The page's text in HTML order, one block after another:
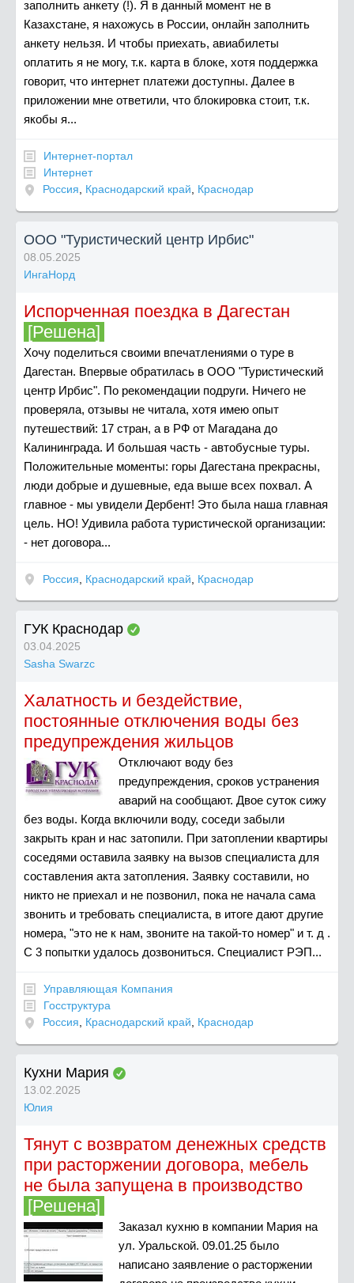
заполнить анкету (!). Я в данный момент не в
Казахстане, я нахожусь в России, онлайн заполнить
анкету нельзя. И чтобы приехать, авиабилеты
оплатить я не могу, т.к. карта в блоке, хотя поддержка
говорит, что интернет платежи доступны. Далее в
приложении мне ответили, что блокировка стоит, т.к.
якобы я...
Интернет-портал
Интернет
Россия, Краснодарский край, Краснодар
ООО "Туристический центр Ирбис"
08.05.2025
ИнгаНорд
Испорченная поездка в Дагестан
[Решена]
Хочу поделиться своими впечатлениями о туре в
Дагестан. Впервые обратилась в ООО "Туристический
центр Ирбис". По рекомендации подруги. Ничего не
проверяла, отзывы не читала, хотя имею опыт
путешествий: 17 стран, а в РФ от Магадана до
Калининграда. И большая часть - автобусные туры.
Положительные моменты: горы Дагестана прекрасны,
люди добрые и душевные, еда выше всех похвал. А
главное - мы увидели Дербент! Это была наша главная
цель. НО! Удивила работа туристической организации:
- нет договора...
Россия Краснодарский край Краснодар
ГУК Краснодар
03.04.2025
Sasha Swarzc
Халатность и бездействие,
постоянные отключения воды без
предупреждения жильцов
Отключают воду без
предупреждения, сроков устранения
аварий на сообщают. Двое суток сижу
без воды. Когда включили воду, соседи забыли
закрыть кран и нас затопили. При затоплении квартиры
соседями оставила заявку на вызов специалиста для
составления акта затопления. Заявку составили, но
никто не приехал и не позвонил, пока не начала сама
звонить и требовать специалиста, в итоге дают другие
номера, "это не к нам, звоните на такой-то номер" и т. д .
С 3 попытки удалось дозвониться. Специалист РЭП...
Управляющая Компания
Госструктура
Россия, Краснодарский край, Краснодар
Кухни Мария
13.02.2025
Юлия
Тянут с возвратом денежных средств
при расторжении договора, мебель
не была запущена в производство
[Решена]
Заказал кухню в компании Мария на
ул. Уральской. 09.01.25 было
написано заявление о расторжении